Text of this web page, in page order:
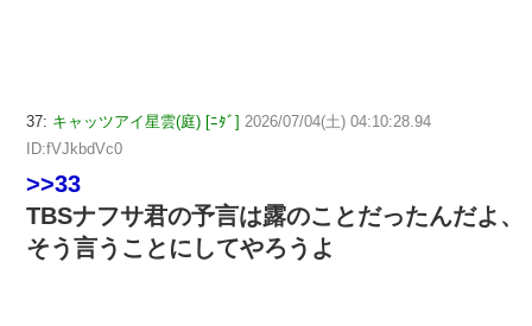
37: キャッツアイ星雲(庭) [ﾆﾀﾞ] 2026/07/04(土) 04:10:28.94
ID:fVJkbdVc0
>>33
TBSナフサ君の予言は露のことだったんだよ、
そう言うことにしてやろうよ